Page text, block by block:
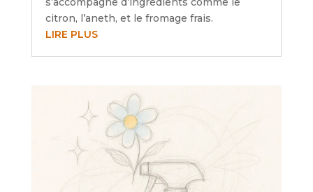
citron, l’aneth, et le fromage frais.
LIRE PLUS